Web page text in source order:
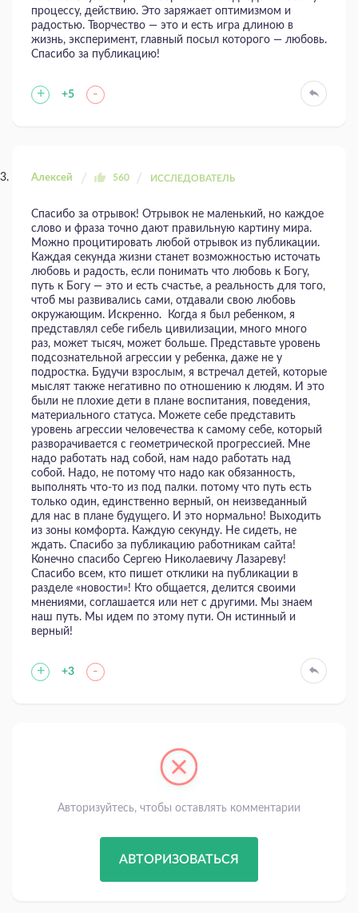
процессу, действию. Это заряжает оптимизмом и
радостью. Творчество — это и есть игра длиною в
жизнь, эксперимент, главный посыл которого — любовь.
Спасибо за публикацию!
+ +5 -
Алексей 560 ИССЛЕДОВАТЕЛЬ
Спасибо за отрывок! Отрывок не маленький, но каждое
слово и фраза точно дают правильную картину мира.
Можно процитировать любой отрывок из публикации.
Каждая секунда жизни станет возможностью источать
любовь и радость, если понимать что любовь к Богу,
путь к Богу — это и есть счастье, а реальность для того,
чтоб мы развивались сами, отдавали свою любовь
окружающим. Искренно. Когда я был ребенком, я
представлял себе гибель цивилизации, много много
раз, может тысяч, может больше. Представьте уровень
подсознательной агрессии у ребенка, даже не у
подростка. Будучи взрослым, я встречал детей, которые
мыслят также негативно по отношению к людям. И это
были не плохие дети в плане воспитания, поведения,
материального статуса. Можете себе представить
уровень агрессии человечества к самому себе, который
разворачивается с геометрической прогрессией. Мне
надо работать над собой, нам надо работать над
собой. Надо, не потому что надо как обязанность,
выполнять что-то из под палки. потому что путь есть
только один, единственно верный, он неизведанный
для нас в плане будущего. И это нормально! Выходить
из зоны комфорта. Каждую секунду. Не сидеть, не
ждать. Спасибо за публикацию работникам сайта!
Конечно спасибо Сергею Николаевичу Лазареву!
Спасибо всем, кто пишет отклики на публикации в
разделе «новости»! Кто общается, делится своими
мнениями, соглашается или нет с другими. Мы знаем
наш путь. Мы идем по этому пути. Он истинный и
верный!
+ +3 -
Авторизуйтесь, чтобы оставлять комментарии
АВТОРИЗОВАТЬСЯ